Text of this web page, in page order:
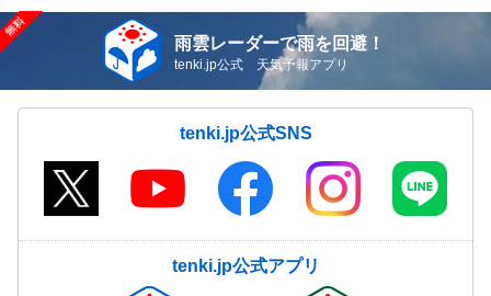
雨雲レーダーで雨を回避！
tenki.jp公式 天気予報アプリ
tenki.jp公式SNS
tenki.jp公式アプリ